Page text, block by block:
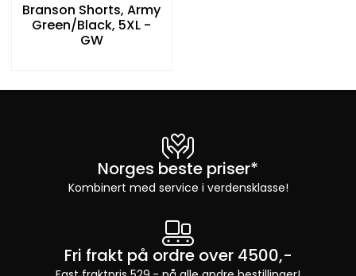
Branson Shorts, Army
Green/Black, 5XL -
GW
Norges beste priser*
Kombinert med service i verdensklasse!
Fri frakt på ordre over 4500,-